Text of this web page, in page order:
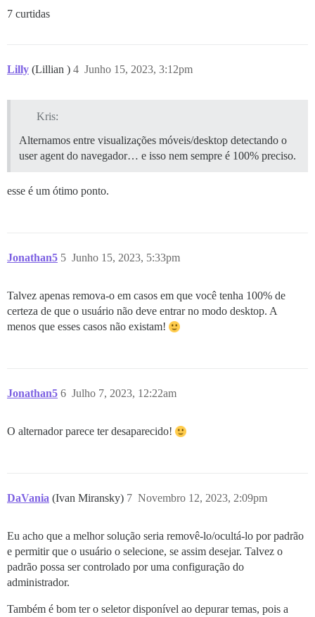
7 curtidas
Lilly (Lillian ) Junho 15, 2023, 3:12pm
4
Kris:
Alternamos entre visualizações móveis/desktop detectando o
user agent do navegador… e isso nem sempre é 100% preciso.
esse é um ótimo ponto.
Jonathan5 Junho 15, 2023, 5:33pm
5
Talvez apenas remova-o em casos em que você tenha 100% de
certeza de que o usuário não deve entrar no modo desktop. A
menos que esses casos não existam!
Jonathan5 Julho 7, 2023, 12:22am
6
O alternador parece ter desaparecido!
DaVania (Ivan Miransky) Novembro 12, 2023, 2:09pm
7
Eu acho que a melhor solução seria removê-lo/ocultá-lo por padrão
e permitir que o usuário o selecione, se assim desejar. Talvez o
padrão possa ser controlado por uma configuração do
administrador.
Também é bom ter o seletor disponível ao depurar temas, pois a